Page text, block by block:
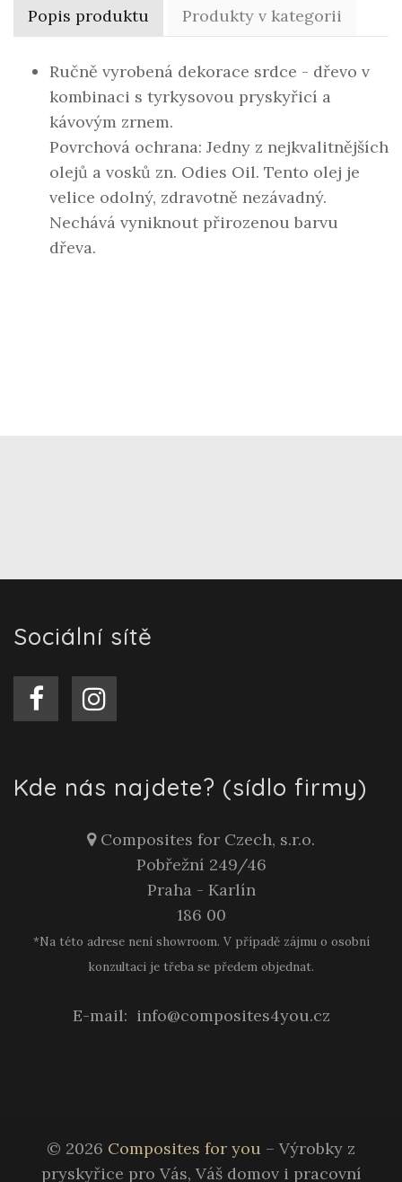
Popis produktu Produkty v kategorii
Ručně vyrobená dekorace srdce - dřevo v
kombinaci s tyrkysovou pryskyřicí a
kávovým zrnem.
Povrchová ochrana: Jedny z nejkvalitnějších
olejů a vosků zn. Odies Oil. Tento olej je
velice odolný, zdravotně nezávadný.
Nechává vyniknout přirozenou barvu
dřeva.
Sociální sítě
Kde nás najdete? (sídlo firmy)
Composites for Czech, s.r.o.
Pobřežní 249/46
Praha - Karlín
186 00
*Na této adrese není showroom. V případě zájmu o osobní
konzultaci je třeba se předem objednat.
E-mail: info@composites4you.cz
© 2026 Composites for you – Výrobky z
pryskyřice pro Vás, Váš domov i pracovní